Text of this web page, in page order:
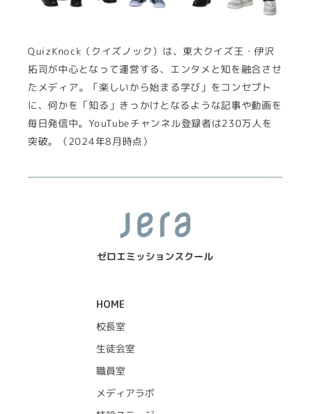
QuizKnock（クイズノック）は、東大クイズ王・伊沢
拓司が中心となって運営する、エンタメと知を融合させ
たメディア。「楽しいから始まる学び」をコンセプト
に、何かを「知る」きっかけとなるような記事や動画を
毎日発信中。YouTubeチャンネル登録者は230万人を
突破。（2024年8月時点）
ゼロエミッションスクール
HOME
校長室
生徒会室
職員室
メディアラボ